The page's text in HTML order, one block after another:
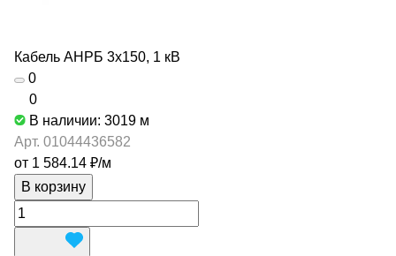
Кабель АНРБ 3х150, 1 кВ
0
0
В наличии: 3019 м
Арт. 01044436582
от 1 584.14 ₽/м
В корзину